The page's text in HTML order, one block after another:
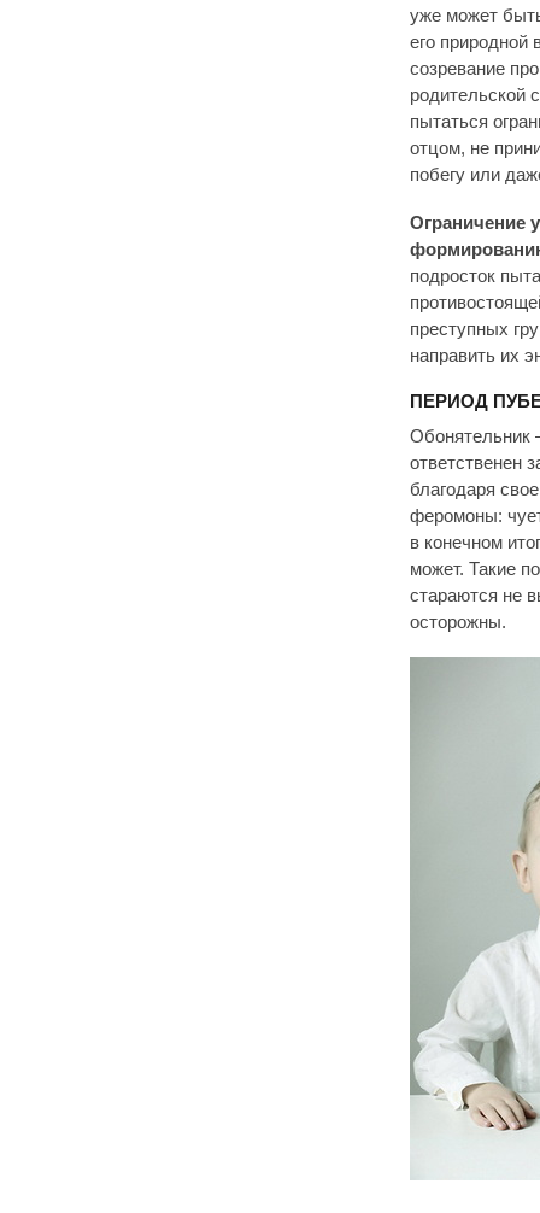
уже может
его
созревание
родительской
пытаться
отцом, не
побегу или
Ограничение
подросток
преступных
направить их
ПЕРИОД
Обонятельник
ответственен
благодаря
феромоны:
в конечном
может. Такие
стараются не
осторожны.